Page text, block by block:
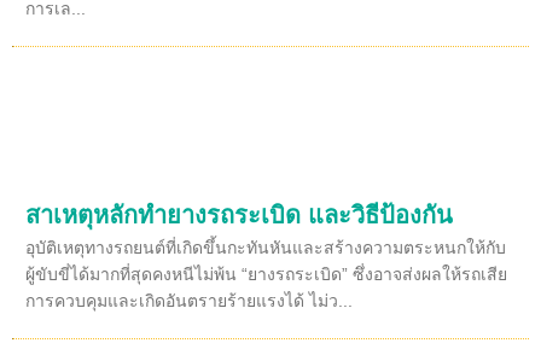
การเล...
สาเหตุหลักทำยางรถระเบิด และวิธีป้องกัน
อุบัติเหตุทางรถยนต์ที่เกิดขึ้นกะทันหันและสร้างความตระหนกให้กับ
ผู้ขับขี่ได้มากที่สุดคงหนีไม่พ้น “ยางรถระเบิด” ซึ่งอาจส่งผลให้รถเสีย
การควบคุมและเกิดอันตรายร้ายแรงได้ ไม่ว...